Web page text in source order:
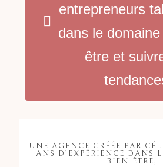
entrepreneurs
dans le
être et
UNE AGENCE CRÉÉE PAR
ANS D’EXPÉRIENCE DANS
BIEN-ÊTRE,